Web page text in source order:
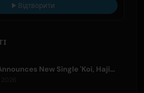
Відтворити
=LOVE Announces New Single 'Koi, Hajimemashita.' and Tokyo Dome Concerts